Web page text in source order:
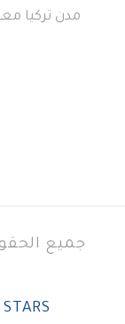
مدن تركيا
جميع